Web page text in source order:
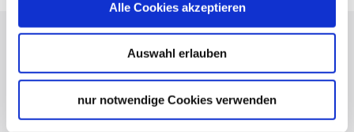
Alle Cookies akzeptieren
Auswahl erlauben
nur notwendige Cookies verwenden
Stuttgart Convention Bureau
Picture Database
General terms and conditions